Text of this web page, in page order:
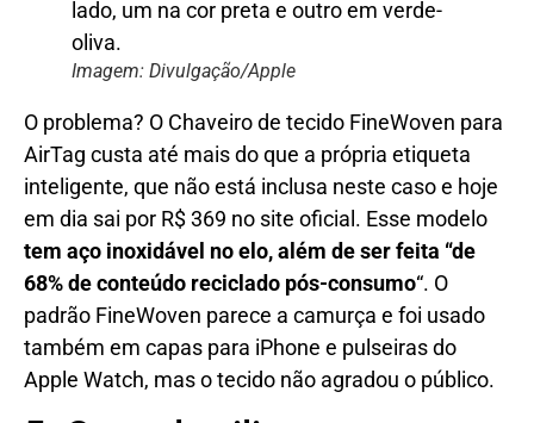
Imagem: Divulgação/Apple
O problema? O Chaveiro de tecido FineWoven para
AirTag custa até mais do que a própria etiqueta
inteligente, que não está inclusa neste caso e hoje
em dia sai por R$ 369 no site oficial. Esse modelo
tem aço inoxidável no elo, além de ser feita “de
68% de conteúdo reciclado pós-consumo“. O
padrão FineWoven parece a camurça e foi usado
também em capas para iPhone e pulseiras do
Apple Watch, mas o tecido não agradou o público.